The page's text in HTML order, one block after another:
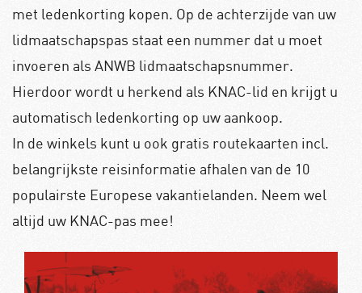
met ledenkorting kopen. Op de achterzijde van uw
lidmaatschapspas staat een nummer dat u moet
invoeren als ANWB lidmaatschapsnummer.
Hierdoor wordt u herkend als KNAC-lid en krijgt u
automatisch ledenkorting op uw aankoop.
In de winkels kunt u ook gratis routekaarten incl.
belangrijkste reisinformatie afhalen van de 10
populairste Europese vakantielanden. Neem wel
altijd uw KNAC-pas mee!